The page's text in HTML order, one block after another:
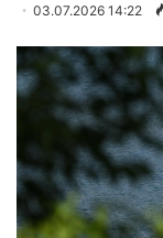
03.07.2026 14:22